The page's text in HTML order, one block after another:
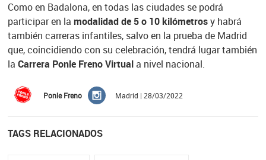
Como en Badalona, en todas las ciudades se podrá
participar en la modalidad de 5 o 10 kilómetrosy habrá
también carreras infantiles, salvo en la prueba de Madrid
que, coincidiendo con su celebración, tendrá lugar también
la Carrera Ponle Freno Virtuala nivel nacional.
Ponle Freno Madrid | 28/03/2022
TAGS RELACIONADOS